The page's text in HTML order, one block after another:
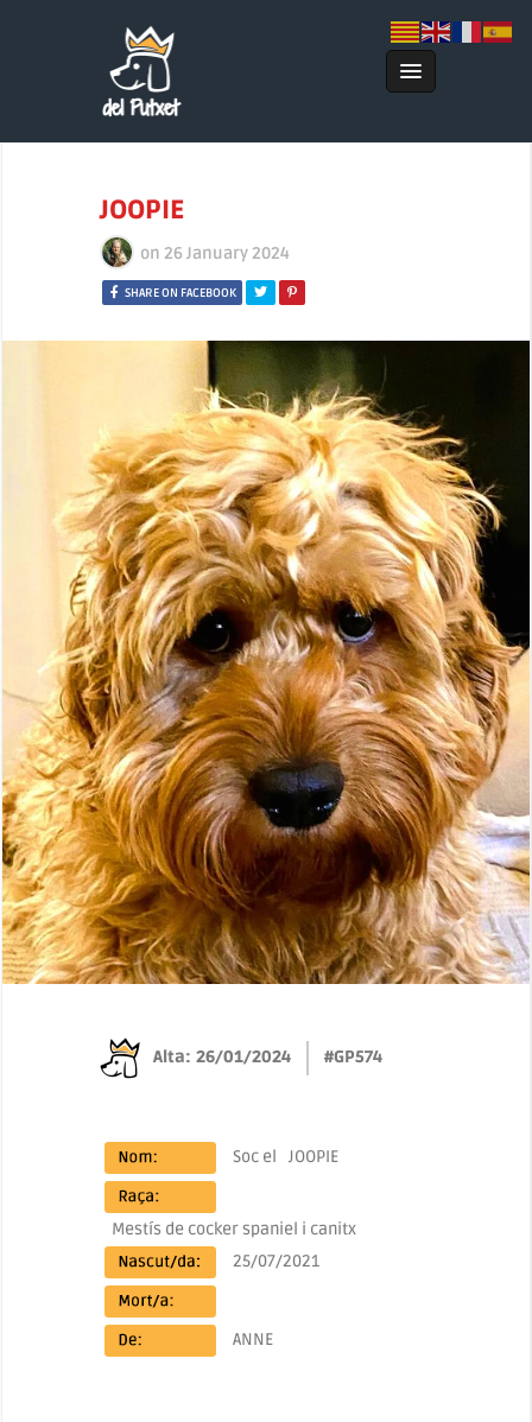
JOOPIE
on 26 January 2024
SHARE ON FACEBOOK
Alta: 26/01/2024 #GP574
Soc el JOOPIE
Mestís de cocker spaniel i canitx
25/07/2021
ANNE